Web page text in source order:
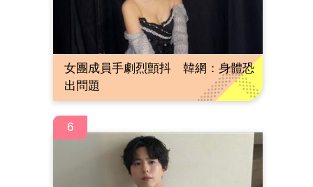
女團成員手劇烈顫抖 韓網：身體恐
出問題
6